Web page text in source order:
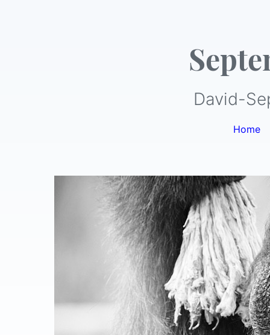
David-
Home